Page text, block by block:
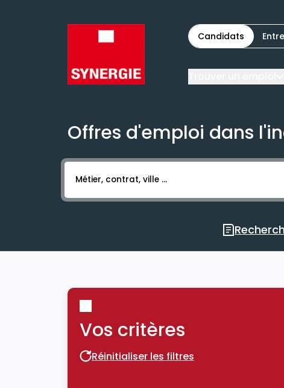
Candidats
Offres d'emploi dans
Activer l’élément pour lancer
Vos critères
Réinitialiser les filtres
Réinitialiser les filtres